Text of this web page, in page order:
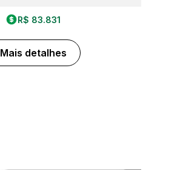
R$ 83.831
Mais detalhes